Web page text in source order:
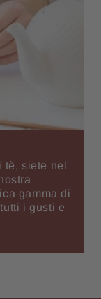
tè, siete nel
gamma di
i gusti e